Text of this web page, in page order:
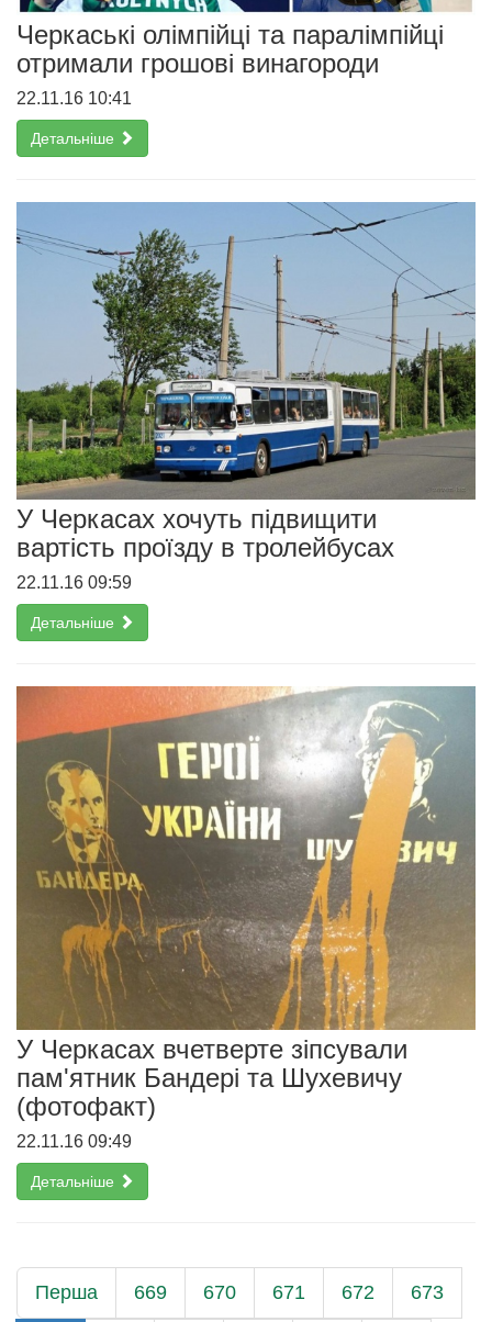
Черкаські олімпійці та паралімпійці
отримали грошові винагороди
22.11.16 10:41
Детальніше
У Черкасах хочуть підвищити
вартість проїзду в тролейбусах
22.11.16 09:59
Детальніше
У Черкасах вчетверте зіпсували
пам'ятник Бандері та Шухевичу
(фотофакт)
22.11.16 09:49
Детальніше
Перша 669 670 671 672 673